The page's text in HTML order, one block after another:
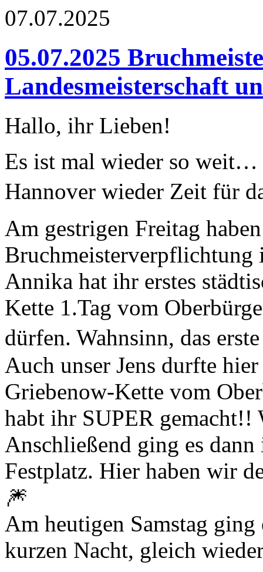
07.07.2025
05.07.2025
Landesmeisterschaft
Hallo, ihr Lieben!
Es ist mal wieder so
Hannover wieder Zeit für
Am gestrigen Freitag
Bruchmeisterverpflichtung
Annika hat ihr erstes
Kette 1.Tag vom
dürfen. Wahnsinn, das
Auch unser Jens durfte
Griebenow-Kette vom
habt ihr SUPER gemacht!!
Anschließend ging es
Festplatz. Hier haben wir
🎆
Am heutigen Samstag
kurzen Nacht, gleich